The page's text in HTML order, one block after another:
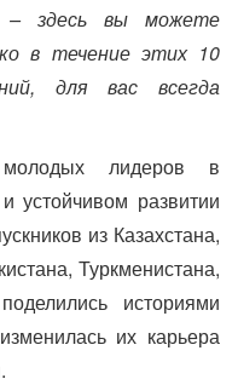
здесь вы можете
в течение этих 10
для вас всегда
лидеров в
устойчивом развитии
из Казахстана,
Туркменистана,
историями
их карьера